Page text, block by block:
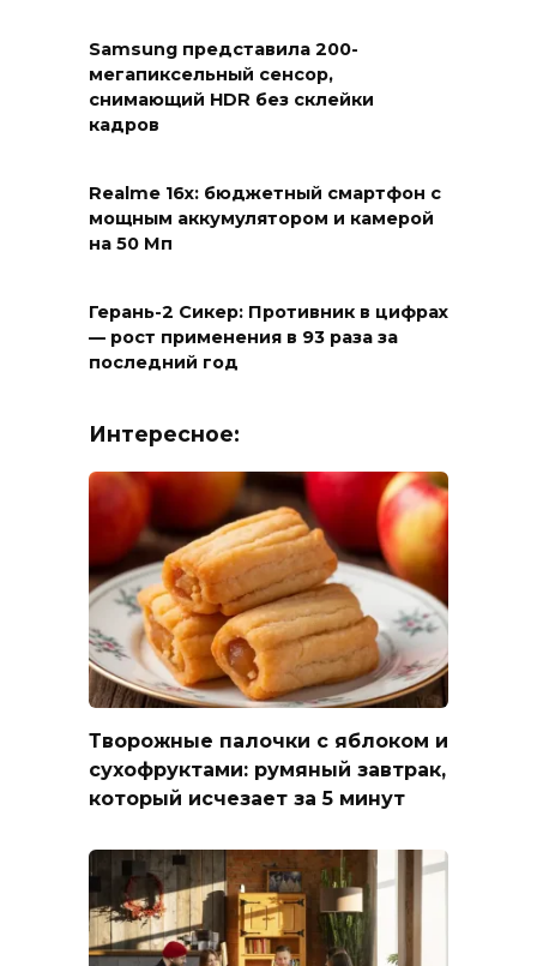
Samsung представила 200-
мегапиксельный сенсор,
снимающий HDR без склейки
кадров
Realme 16x: бюджетный смартфон с
мощным аккумулятором и камерой
на 50 Мп
Герань-2 Сикер: Противник в цифрах
— рост применения в 93 раза за
последний год
Интересное:
Творожные палочки с яблоком и
сухофруктами: румяный завтрак,
который исчезает за 5 минут